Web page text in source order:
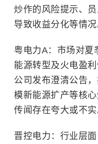
炒作的风险提示、
导致收益分化等情况
粤电力A：市场对夏
能源转型及火电盈
公司发布澄清公告
模新能源扩产等核
传闻存在夸大或不实
晋控电力：行业层